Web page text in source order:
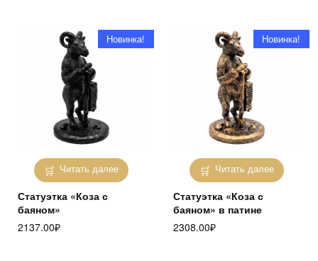
Читать далее
Новинка!
Статуэтка «Коза с
баяном»
2137.00₽
Читать далее
Новинка!
Статуэтка «Коза с
баяном» в патине
2308.00₽